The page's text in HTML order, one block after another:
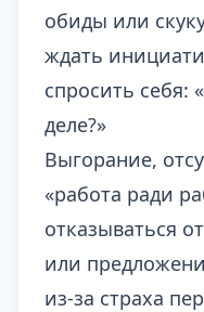
обиды или
ждать
спросить себя:
деле?»
Выгорание,
«работа ради
отказываться
или
из-за страха